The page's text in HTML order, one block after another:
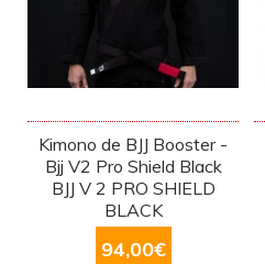
Kimono de BJJ Booster -
Bjj V2 Pro Shield Black
BJJ V 2 PRO SHIELD
BLACK
94,00€